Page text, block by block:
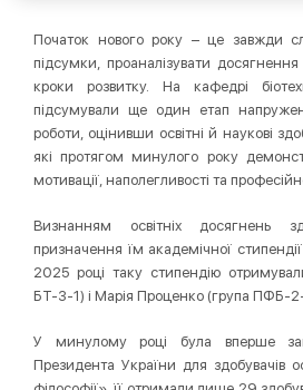
Початок нового року – це завжди
підсумки, проаналізувати
кроки розвитку. На кафедрі
підсумували ще один етап
роботи, оцінивши освітні й наукові
які протягом минулого року
мотивації, наполегливості та
Визнанням освітніх досягнень
призначення їм академічної
2025 році таку стипендію
БТ-3-1) і Марія Проценко (група ПФБ-
У минулому році була вперше
Президента України для здобувачів